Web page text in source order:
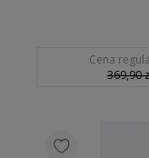
Cena
369,90